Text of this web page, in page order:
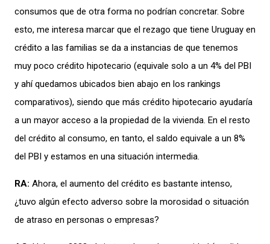
consumos que de otra forma no podrían concretar. Sobre
esto, me interesa marcar que el rezago que tiene Uruguay en
crédito a las familias se da a instancias de que tenemos
muy poco crédito hipotecario (equivale solo a un 4% del PBI
y ahíquedamos ubicados bien abajo en los rankings
comparativos), siendo que más crédito hipotecario ayudaría
a un mayor acceso a la propiedad de la vivienda. En el resto
del crédito al consumo, en tanto, el saldo equivale a un 8%
del PBI y estamos en una situación intermedia.
RA: Ahora, el aumento del crédito es bastante intenso,
¿tuvo algún efecto adverso sobre la morosidad o situación
de atraso en personas o empresas?